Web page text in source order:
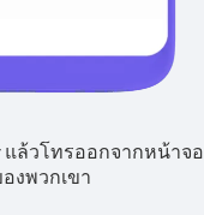
แล้วโทรออกจากหน้าจอ
งพวกเขา